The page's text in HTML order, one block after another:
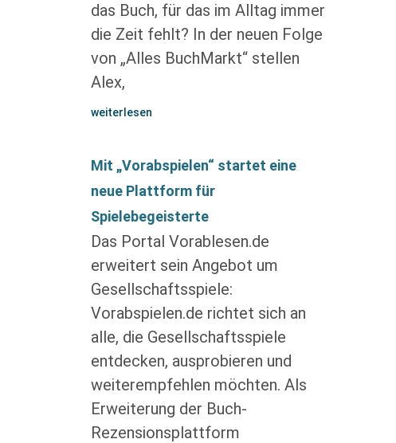
das Buch, für das im Alltag immer
die Zeit fehlt? In der neuen Folge
von „Alles BuchMarkt“ stellen
Alex,
weiterlesen
Mit „Vorabspielen“ startet eine
neue Plattform für
Spielebegeisterte
Das Portal Vorablesen.de
erweitert sein Angebot um
Gesellschaftsspiele:
Vorabspielen.de richtet sich an
alle, die Gesellschaftsspiele
entdecken, ausprobieren und
weiterempfehlen möchten. Als
Erweiterung der Buch-
Rezensionsplattform